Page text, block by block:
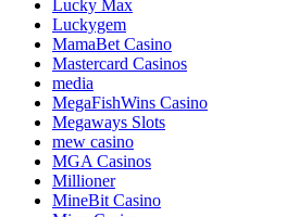
Lucky Max
Luckygem
MamaBet Casino
Mastercard Casinos
media
MegaFishWins Casino
Megaways Slots
mew casino
MGA Casinos
Millioner
MineBit Casino